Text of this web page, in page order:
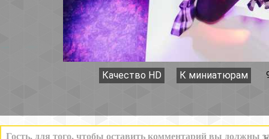
Качество HD К миниатюрам